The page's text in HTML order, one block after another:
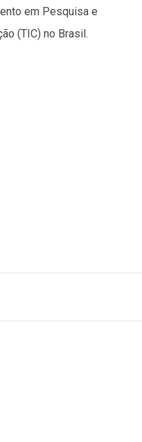
em Pesquisa e
(TIC) no Brasil.